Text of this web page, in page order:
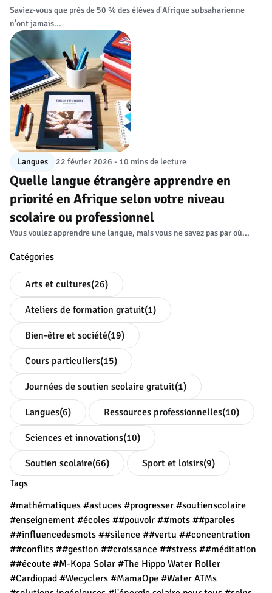
Saviez-vous que près de 50 % des élèves d'Afrique subsaharienne
n'ont jamais...
Langues 22 février 2026 - 10 mins de lecture
Quelle langue étrangère apprendre en
priorité en Afrique selon votre niveau
scolaire ou professionnel
Vous voulez apprendre une langue, mais vous ne savez pas par où...
Catégories
Arts et cultures(26)
Ateliers de formation gratuit(1)
Bien-être et société(19)
Cours particuliers(15)
Journées de soutien scolaire gratuit(1)
Langues(6) Ressources professionnelles(10)
Sciences et innovations(10)
Soutien scolaire(66) Sport et loisirs(9)
Tags
#mathématiques #astuces #progresser #soutienscolaire
#enseignement #écoles ##pouvoir ##mots ##paroles
##influencedesmots ##silence ##vertu ##concentration
##conflits ##gestion ##croissance ##stress ##méditation
##écoute #M-Kopa Solar #The Hippo Water Roller
#Cardiopad #Wecyclers #MamaOpe #Water ATMs